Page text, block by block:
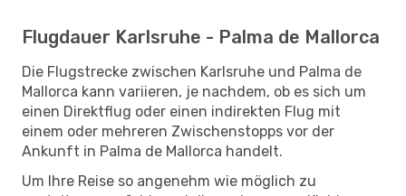
Flugdauer Karlsruhe - Palma de Mallorca
Die Flugstrecke zwischen Karlsruhe und Palma de
Mallorca kann variieren, je nachdem, ob es sich um
einen Direktflug oder einen indirekten Flug mit
einem oder mehreren Zwischenstopps vor der
Ankunft in Palma de Mallorca handelt.
Um Ihre Reise so angenehm wie möglich zu